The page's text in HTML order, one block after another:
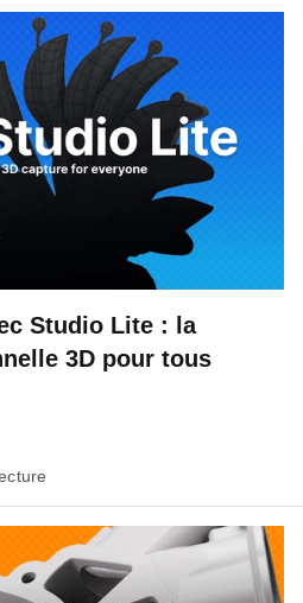
Studio Lite : la
3D pour tous